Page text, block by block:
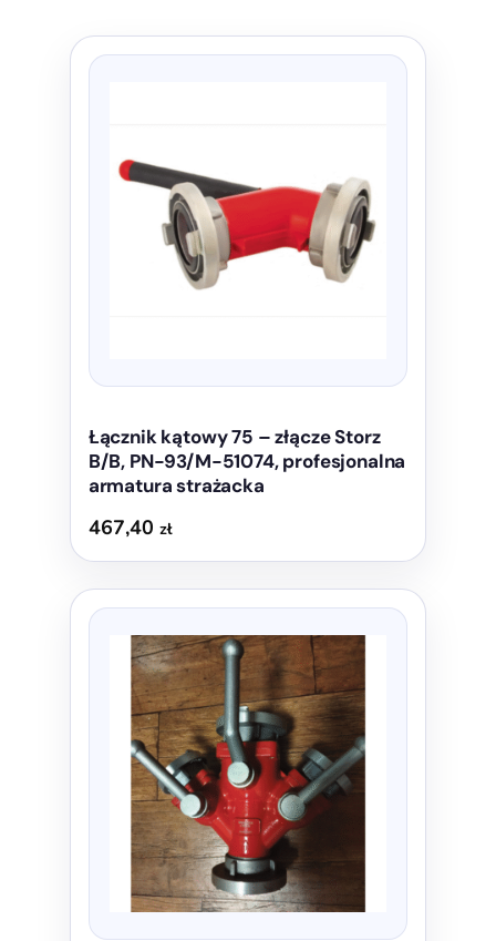
Łącznik kątowy 75 – złącze Storz
B/B, PN-93/M-51074, profesjonalna
armatura strażacka
467,40 zł